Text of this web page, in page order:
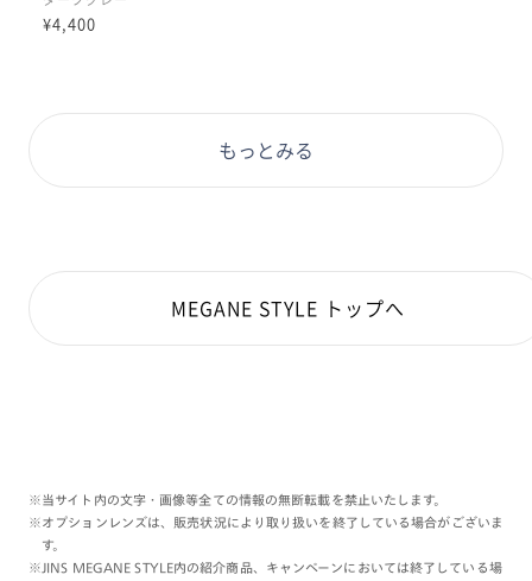
¥4,400
もっとみる
MEGANE STYLE トップへ
※当サイト内の文字・画像等全ての情報の無断転載を禁止いたします。
※オプションレンズは、販売状況により取り扱いを終了している場合がございま
す。
※JINS MEGANE STYLE内の紹介商品、キャンペーンにおいては終了している場